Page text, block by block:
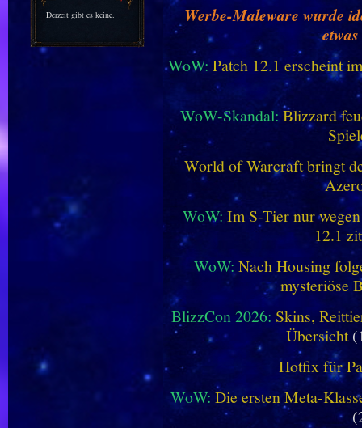
Derzeit gibt es keine.
Werbe-Maleware wurde
WoW: Patch 12.1 erscheint
WoW-Skandal: Blizzard
World of Warcraft bringt
WoW: Im S-Tier nur
12.1
WoW: Nach Housing
mysteriöse
BlizzCon 2026: Skins,
Übersicht
Hotfix für
WoW: Die ersten Meta-